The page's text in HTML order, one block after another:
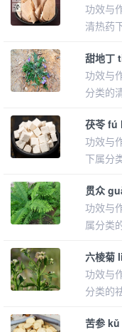
功效与
清热药
甜地丁
功效与
分类的
茯苓 fú
功效与
下属分
贯众
功效与
属分类
六棱菊
功效与
分类的
苦参